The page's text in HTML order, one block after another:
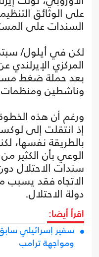
على الوثائق
السندات على
المركزي الإيرلندي
بعد حملة ضغط
وناشطين
ورغم أن هذه
إذ انتقلت إلى
بالطريقة نفسها،
الوعي بأن الكثير
سندات الاحتلال
الاتجاه فقد
دولة الاحتلال.
اقرأ أيضا:
سفير إسرائيلي
ومواجهة ترامب